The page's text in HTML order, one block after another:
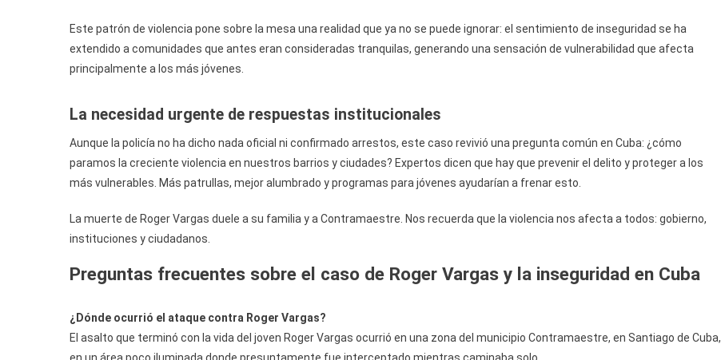
Este patrón de violencia pone sobre la mesa una realidad que ya no se puede ignorar: el sentimiento de inseguridad se ha
extendido a comunidades que antes eran consideradas tranquilas, generando una sensación de vulnerabilidad que afecta
principalmente a los más jóvenes.
La necesidad urgente de respuestas institucionales
Aunque la policía no ha dicho nada oficial ni confirmado arrestos, este caso revivió una pregunta común en Cuba: ¿cómo
paramos la creciente violencia en nuestros barrios y ciudades? Expertos dicen que hay que prevenir el delito y proteger a los
más vulnerables. Más patrullas, mejor alumbrado y programas para jóvenes ayudarían a frenar esto.
La muerte de Roger Vargas duele a su familia y a Contramaestre. Nos recuerda que la violencia nos afecta a todos: gobierno,
instituciones y ciudadanos.
Preguntas frecuentes sobre el caso de Roger Vargas y la inseguridad en Cuba
¿Dónde ocurrió el ataque contra Roger Vargas?
El asalto que terminó con la vida del joven Roger Vargas ocurrió en una zona del municipio Contramaestre, en Santiago de Cuba,